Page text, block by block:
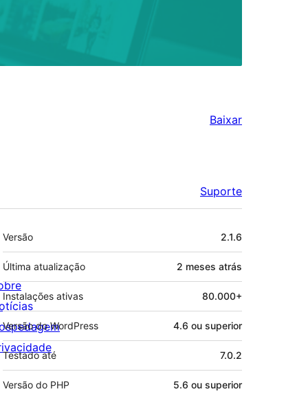
Baixar
Suporte
Meta
Versão 2.1.6
Última atualização 2 meses atrás
Instalações ativas 80.000+
Versão do WordPress 4.6 ou superior
Testado até 7.0.2
Versão do PHP 5.6 ou superior